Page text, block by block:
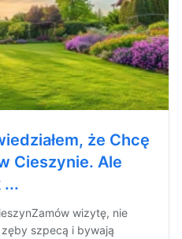
że Chcę
Cieszynie. Ale
...
wizytę, nie
szpecą i bywają